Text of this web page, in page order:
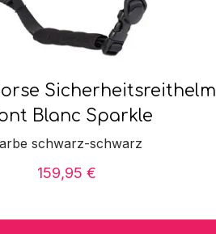
Sicherheitsreithelm
Blanc Sparkle
schwarz-schwarz
159,95 €